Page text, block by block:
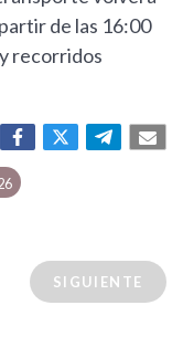
de las 16:00
recorridos
SIGUIENTE